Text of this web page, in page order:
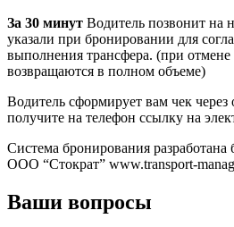
За 30 минут Водитель позвонит на
указали при бронировании для
выполнения трансфера. (при отмене
возвращаются в полном объеме)
Водитель сформирует вам чек
получите на телефон ссылку на
Система бронирования разработана
ООО “Стократ” www.transport-
Ваши вопросы